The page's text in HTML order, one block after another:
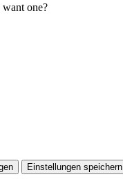
one?
Einstellungen speichern